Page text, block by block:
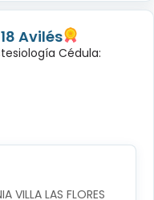
Avilés
Cédula:
VILLA LAS FLORES